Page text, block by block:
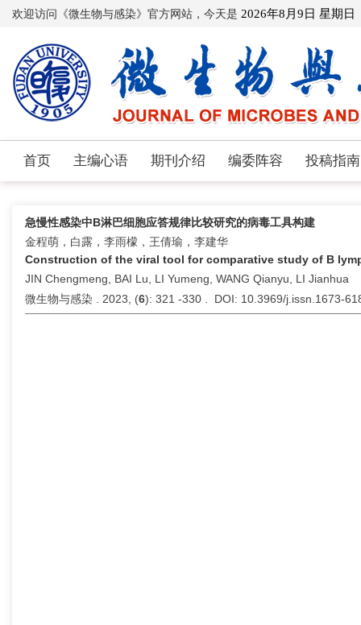
欢迎访问《微生物与感染》官方网站，今天是 2026年8月9日 星期日
首页 主编心语 期刊介绍 编委阵容 投稿指南
急慢性感染中B淋巴细胞应答规律比较研究的病毒工具构建
金程萌，白露，李雨檬，王倩瑜，李建华
Construction of the viral tool for comparative study of B
JIN Chengmeng, BAI Lu, LI Yumeng, WANG Qianyu, LI Jianhua
微生物与感染 . 2023, (6): 321 -330 . DOI: 10.3969/j.issn.1673-